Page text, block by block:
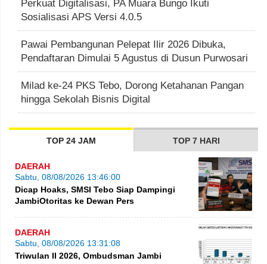
Perkuat Digitalisasi, PA Muara Bungo Ikuti
Sosialisasi APS Versi 4.0.5
Pawai Pembangunan Pelepat Ilir 2026 Dibuka,
Pendaftaran Dimulai 5 Agustus di Dusun Purwosari
Milad ke-24 PKS Tebo, Dorong Ketahanan Pangan
hingga Sekolah Bisnis Digital
TOP 24 JAM TOP 7 HARI
DAERAH
Sabtu, 08/08/2026 13:46:00
Dicap Hoaks, SMSI Tebo Siap Dampingi
JambiOtoritas ke Dewan Pers
DAERAH
Sabtu, 08/08/2026 13:31:08
Triwulan II 2026, Ombudsman Jambi